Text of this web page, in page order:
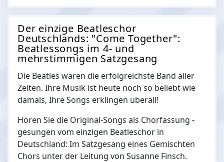
Der einzige Beatleschor
Deutschlands: "Come Together":
Beatlessongs im 4- und
mehrstimmigen Satzgesang
Die Beatles waren die erfolgreichste Band aller
Zeiten. Ihre Musik ist heute noch so beliebt wie
damals, Ihre Songs erklingen überall!
Hören Sie die Original-Songs als Chorfassung -
gesungen vom einzigen Beatleschor in
Deutschland: Im Satzgesang eines Gemischten
Chors unter der Leitung von Susanne Finsch.